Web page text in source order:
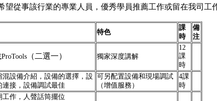
從事該行業的專業人員，優秀學員推薦工作或留在我司工
特色
課
時
備
注
ProTools（二選一） 獨家深度講解
12
課
時
混設備介紹，設備的選擇，設
連接，設備調試最佳
可另配置設備和現場調試
（增值服務）
4課
時
工作，人聲話筒擺位